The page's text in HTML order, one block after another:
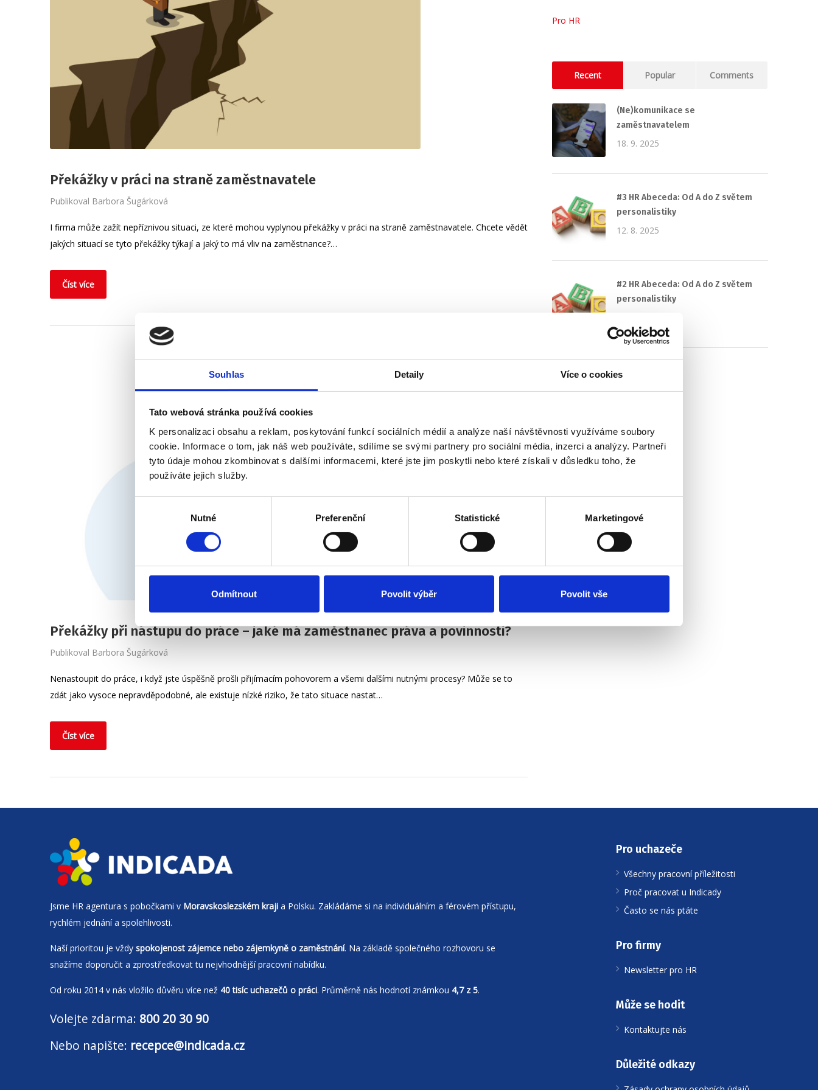
Souhlas Detaily Více o cookies
Tato webová stránka používá cookies
K personalizaci obsahu a reklam, poskytování funkcí sociálních médií a analýze naší návštěvnosti využíváme soubory
cookie. Informace o tom, jak náš web používáte, sdílíme se svými partnery pro sociální média, inzerci a analýzy. Partneři
tyto údaje mohou zkombinovat s dalšími informacemi, které jste jim poskytli nebo které získali v důsledku toho, že
používáte jejich služby.
Nutné Preferenční Statistické Marketingové
Odmítnout Povolit výběr Povolit vše
Překážky v práci na straně zaměstnavatele
Publikoval Barbora Šugárková
I firma může zažít nepříznivou situaci, ze které mohou vyplynou překážky v práci na straně zaměstnavatele. Chcete vědět
jakých situací se tyto překážky týkají a jaký to má vliv na zaměstnance?…
Číst více
Překážky při nástupu do práce – jaké má zaměstnanec práva a povinnosti?
Publikoval Barbora Šugárková
Nenastoupit do práce, i když jste úspěšně prošli přijímacím pohovorem a všemi dalšími nutnými procesy? Může se to
zdát jako vysoce nepravděpodobné, ale existuje nízké riziko, že tato situace nastat…
Číst více
Pro HR
Recent Popular Comments
(Ne)komunikace se
zaměstnavatelem
18. 9. 2025
#3 HR Abeceda: Od A do Z světem
personalistiky
12. 8. 2025
#2 HR Abeceda: Od A do Z světem
personalistiky
Jsme HR agentura s pobočkami v Moravskoslezském kraji a Polsku. Zakládáme si na individuálním a férovém přístupu,
rychlém jednání a spolehlivosti.
Naší prioritou je vždy spokojenost zájemce nebo zájemkyně o zaměstnání. Na základě společného rozhovoru se
snažíme doporučit a zprostředkovat tu nejvhodnější pracovní nabídku.
Od roku 2014 v nás vložilo důvěru více než 40 tisíc uchazečů o práci. Průměrně nás hodnotí známkou 4,7 z 5.
Volejte zdarma: 800 20 30 90
Nebo napište: recepce@indicada.cz
Pro uchazeče
Všechny pracovní příležitosti
Proč pracovat u Indicady
Často se nás ptáte
Pro firmy
Newsletter pro HR
Může se hodit
Kontaktujte nás
Důležité odkazy